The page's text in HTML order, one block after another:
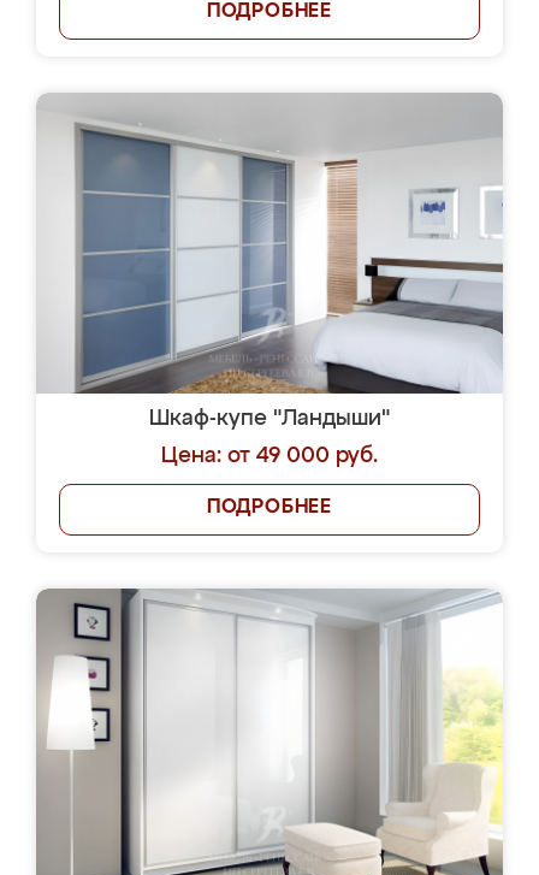
ПОДРОБНЕЕ
Шкаф-купе "Ландыши"
Цена: от 49 000 руб.
ПОДРОБНЕЕ